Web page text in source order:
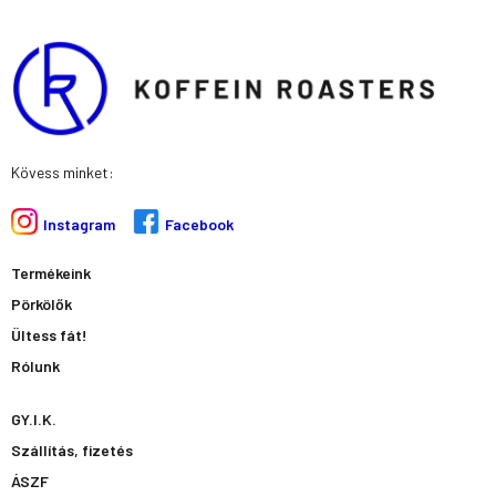
u
Kövess minket:
Instagram Facebook
Termékeink
Pörkölők
Ültess fát!
Rólunk
GY.I.K.
Szállítás, fizetés
ÁSZF